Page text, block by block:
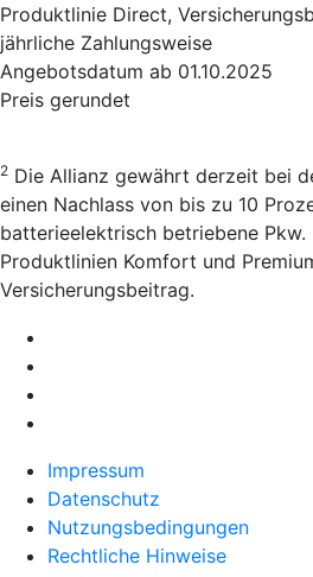
Produktlinie Direct,
jährliche Zahlungsweise
Angebotsdatum ab 01.10.2025
Preis gerundet
2 Die Allianz gewährt derzeit bei
einen Nachlass von bis zu 10
batterieelektrisch betriebene
Produktlinien Komfort und
Versicherungsbeitrag.
Impressum
Datenschutz
Nutzungsbedingungen
Rechtliche Hinweise